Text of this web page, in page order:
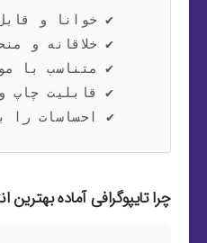
✔️ احساسات را
چرا تایپوگرافی آماده